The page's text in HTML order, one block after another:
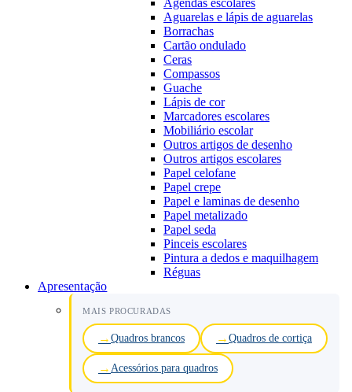
Agendas escolares
Aguarelas e lápis de aguarelas
Borrachas
Cartão ondulado
Ceras
Compassos
Guache
Lápis de cor
Marcadores escolares
Mobiliário escolar
Outros artigos de desenho
Outros artigos escolares
Papel celofane
Papel crepe
Papel e laminas de desenho
Papel metalizado
Papel seda
Pinceis escolares
Pintura a dedos e maquilhagem
Réguas
Apresentação
MAIS PROCURADAS
Quadros brancos Quadros de cortiça
Acessórios para quadros